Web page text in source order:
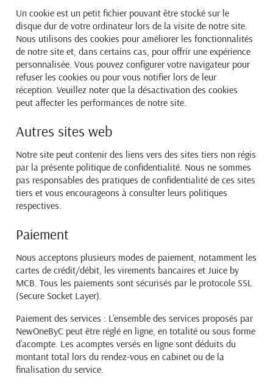
Un cookie est un petit fichier pouvant être stocké sur le
disque dur de votre ordinateur lors de la visite de notre site.
Nous utilisons des cookies pour améliorer les fonctionnalités
de notre site et, dans certains cas, pour offrir une expérience
personnalisée. Vous pouvez configurer votre navigateur pour
refuser les cookies ou pour vous notifier lors de leur
réception. Veuillez noter que la désactivation des cookies
peut affecter les performances de notre site.
Autres sites web
Notre site peut contenir des liens vers des sites tiers non régis
par la présente politique de confidentialité. Nous ne sommes
pas responsables des pratiques de confidentialité de ces sites
tiers et vous encourageons à consulter leurs politiques
respectives.
Paiement
Nous acceptons plusieurs modes de paiement, notamment les
cartes de crédit/débit, les virements bancaires et Juice by
MCB. Tous les paiements sont sécurisés par le protocole SSL
(Secure Socket Layer).
Paiement des services : L’ensemble des services proposés par
NewOneByC peut être réglé en ligne, en totalité ou sous forme
d’acompte. Les acomptes versés en ligne sont déduits du
montant total lors du rendez-vous en cabinet ou de la
finalisation du service.